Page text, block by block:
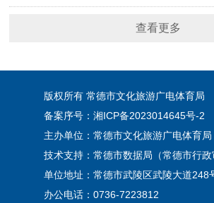
查看更多
版权所有 常德市文化旅游广电体育局
备案序号：湘ICP备2023014645号-2
主办单位：常德市文化旅游广电体育局
技术支持：常德市数据局（常德市行政
单位地址：常德市武陵区武陵大道248
办公电话：0736-7223812